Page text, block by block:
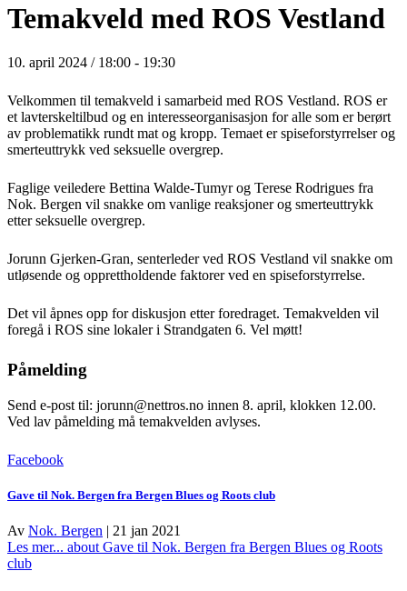
Temakveld med ROS Vestland
10. april 2024 / 18:00 - 19:30
Velkommen til temakveld i samarbeid med ROS Vestland. ROS er
et lavterskeltilbud og en interesseorganisasjon for alle som er berørt
av problematikk rundt mat og kropp. Temaet er spiseforstyrrelser og
smerteuttrykk ved seksuelle overgrep.
Faglige veiledere Bettina Walde-Tumyr og Terese Rodrigues fra
Nok. Bergen vil snakke om vanlige reaksjoner og smerteuttrykk
etter seksuelle overgrep.
Jorunn Gjerken-Gran, senterleder ved ROS Vestland vil snakke om
utløsende og opprettholdende faktorer ved en spiseforstyrrelse.
Det vil åpnes opp for diskusjon etter foredraget. Temakvelden vil
foregå i ROS sine lokaler i Strandgaten 6. Vel møtt!
Påmelding
Send e-post til: jorunn@nettros.no innen 8. april, klokken 12.00.
Ved lav påmelding må temakvelden avlyses.
Facebook
Gave til Nok. Bergen fra Bergen Blues og Roots club
Av Nok. Bergen | 21 jan 2021
Les mer... about Gave til Nok. Bergen fra Bergen Blues og Roots
club